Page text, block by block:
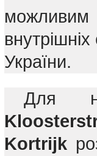
України.
Для
Kortrijk